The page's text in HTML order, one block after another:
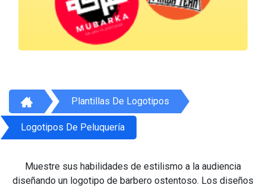
Plantillas De Logotipos
Logotipos De Peluquería
Muestre sus habilidades de estilismo a la audiencia
diseñando un logotipo de barbero ostentoso. Los diseños